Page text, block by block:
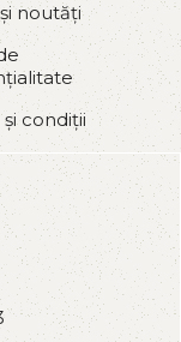
noutăți
condiții